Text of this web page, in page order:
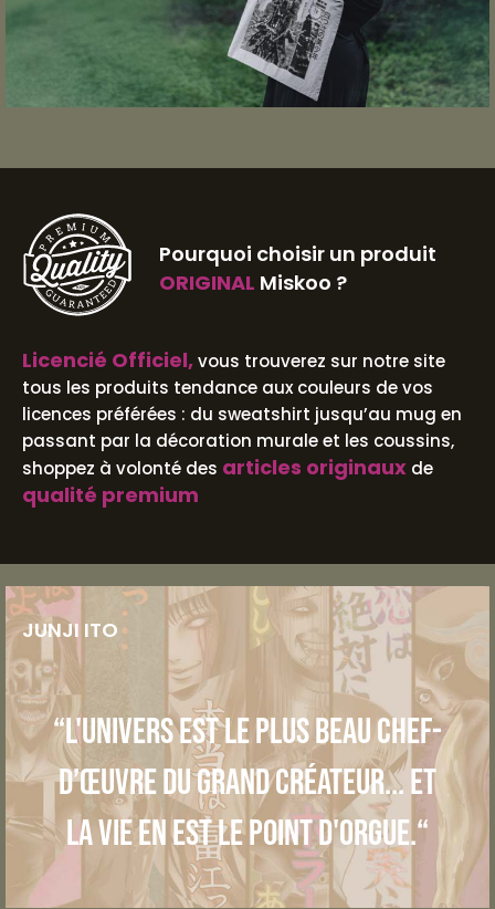
Pourquoi choisir un produit
ORIGINAL Miskoo ?
Licencié Officiel,vous trouverez sur notre site
tous les produits tendance aux couleurs de vos
licences préférées : du sweatshirt jusqu’au mug en
passant par la décoration murale et les coussins,
shoppez à volonté des articles originaux de
qualité premium
JUNJI ITO
“L'univers est le plus beau chef-
d’œuvre du grand créateur... et
la vie en est le point d'orgue.“